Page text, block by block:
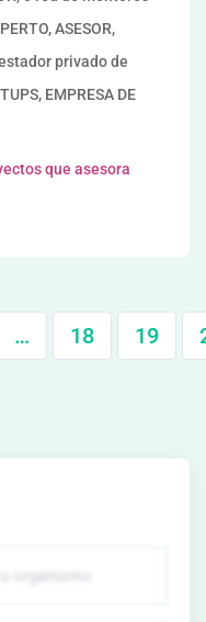
ASESOR,
privado de
EMPRESA DE
que asesora
… 18 19